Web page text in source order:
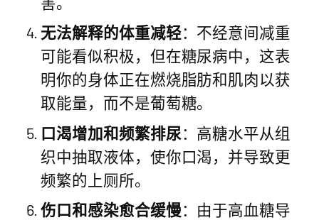
无法解释的体重减轻：不经意间减重
可能看似积极，但在糖尿病中，这表
明你的身体正在燃烧脂肪和肌肉以获
取能量，而不是葡萄糖。
口渴增加和频繁排尿：高糖水平从组
织中抽取液体，使你口渴，并导致更
频繁的上厕所。
伤口和感染愈合缓慢：由于高血糖导